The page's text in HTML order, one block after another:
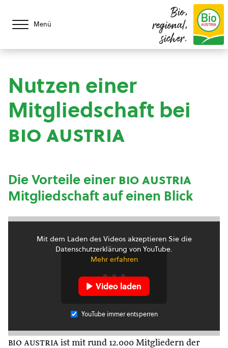
Menü
Bio,
regional,
sicher.
Nutzen einer
Mitgliedschaft bei
bio austria
Die Vorteile einerbio austria
Mitgliedschaft auf einen Blick
Mit dem Laden des Videos akzeptieren Sie die
Datenschutzerklärung von YouTube.
Mehr erfahren
Video laden
YouTube immer entsperren
bio austria ist mit rund 12.000 Mitgliedern der